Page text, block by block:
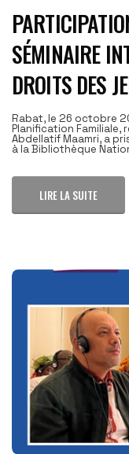
SÉMINAIRE
DROITS DES
Rabat, le 26 octobre
Planification Familiale,
Abdellatif Maamri, a
à la Bibliothèque
LIRE LA SUITE